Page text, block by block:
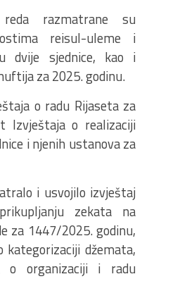
razmatrane su
reisul-uleme i
dvije sjednice, kao i
za 2025. godinu.
o radu Rijaseta za
Izvještaja o realizaciji
i njenih ustanova za
i usvojilo izvještaj
zekata na
za 1447/2025. godinu,
džemata,
o organizaciji i radu